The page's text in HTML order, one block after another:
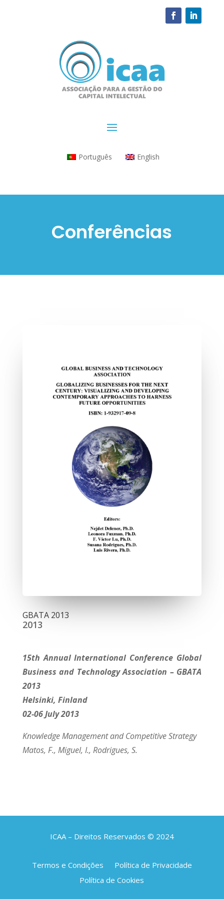
Português English
Conferências
GBATA 2013
2013
15th Annual International Conference Global
Business and Technology Association – GBATA
2013
Helsinki, Finland
02-06 July 2013
Knowledge Management and Competitive Strategy
Matos, F., Miguel, I., Rodrigues, S.
ICAA – Direitos Reservados © 2024
Termos e Condições
Política de Privacidade
Política de Cookies